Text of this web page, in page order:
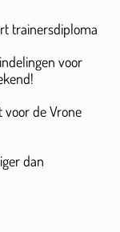
trainersdiploma
voor
voor de Vrone
dan